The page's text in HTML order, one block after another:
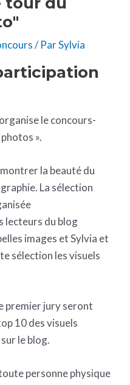
/ ParSylvia
le concours-
».
montrer la beauté du
La sélection
lecteurs du blog
images et Sylvia et
sélection les visuels
premier jury seront
10 des visuels
le blog.
personne physique